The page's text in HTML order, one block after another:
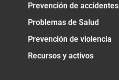
Prevención de accidentes
Problemas de Salud
Prevención de violencia
Recursos y activos